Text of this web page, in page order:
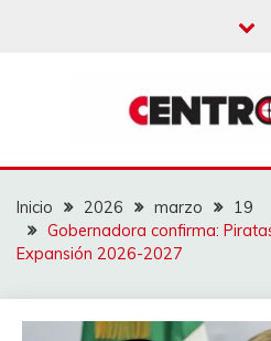
NOTICIAS
Inicio 2026 marzo
19
Gobernadora confirma:
Expansión 2026-2027